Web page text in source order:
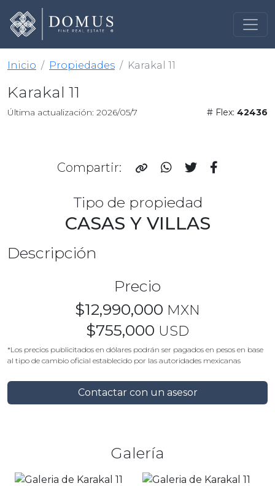
Inicio Propiedades Karakal 11
Karakal 11
Última actualización: 2026/05/7 # Flex: 42436
Compartir:
Tipo de propiedad
CASAS Y VILLAS
Descripción
Precio
$12,990,000 MXN
$755,000 USD
*Los precios publicitados en dólares podrán ser pagados en pesos en base
al tipo de cambio oficial establecido por las autoridades mexicanas
Contactar con un asesor
Galería